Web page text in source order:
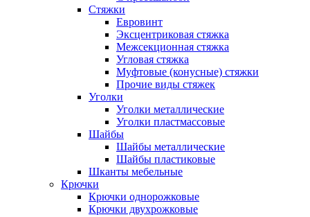
Стяжки
Евровинт
Эксцентриковая стяжка
Межсекционная стяжка
Угловая стяжка
Муфтовые (конусные) стяжки
Прочие виды стяжек
Уголки
Уголки металлические
Уголки пластмассовые
Шайбы
Шайбы металлические
Шайбы пластиковые
Шканты мебельные
Крючки
Крючки однорожковые
Крючки двухрожковые